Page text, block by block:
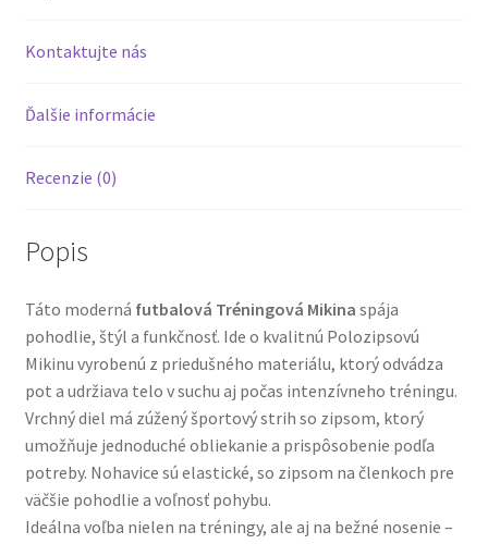
Kontaktujte nás
Ďalšie informácie
Recenzie (0)
Popis
Táto moderná futbalová Tréningová Mikina spája
pohodlie, štýl a funkčnosť. Ide o kvalitnú Polozipsovú
Mikinu vyrobenú z priedušného materiálu, ktorý odvádza
pot a udržiava telo v suchu aj počas intenzívneho tréningu.
Vrchný diel má zúžený športový strih so zipsom, ktorý
umožňuje jednoduché obliekanie a prispôsobenie podľa
potreby. Nohavice sú elastické, so zipsom na členkoch pre
väčšie pohodlie a voľnosť pohybu.
Ideálna voľba nielen na tréningy, ale aj na bežné nosenie –